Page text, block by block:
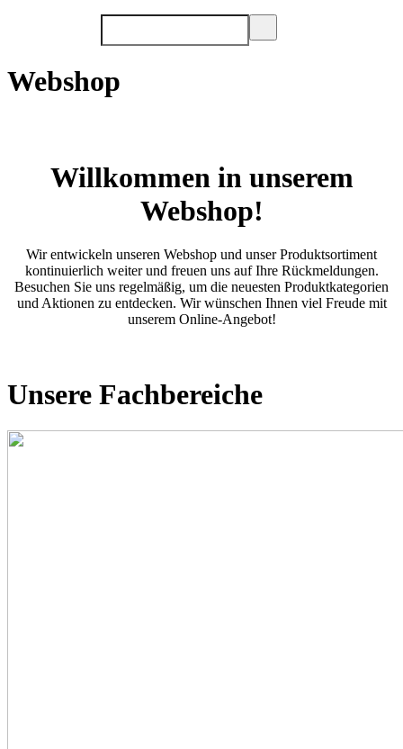
Webshop
Willkommen in unserem
Webshop!
Wir entwickeln unseren Webshop und unser Produktsortiment
kontinuierlich weiter und freuen uns auf Ihre Rückmeldungen.
Besuchen Sie uns regelmäßig, um die neuesten Produktkategorien
und Aktionen zu entdecken. Wir wünschen Ihnen viel Freude mit
unserem Online-Angebot!
Unsere Fachbereiche